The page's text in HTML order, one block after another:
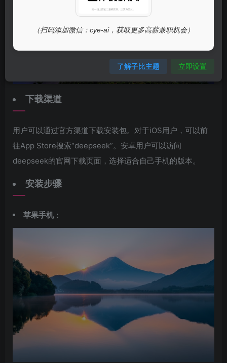
下载渠道
用户可以通过官方渠道下载安装包。对于iOS用户，可以前
往App Store搜索“deepseek”。安卓用户可以访问
deepseek的官网下载页面，选择适合自己手机的版本。
安装步骤
苹果手机 ：
（扫码添加微信：cye-ai，获取更多高薪兼职机会）
了解子比主题 立即设置